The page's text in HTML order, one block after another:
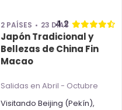
2 PAÍSES 23 DÍAS
4.2
Japón Tradicional y
Bellezas de China Fin
Macao
Salidas en Abril - Octubre
Visitando Beijing (Pekín),